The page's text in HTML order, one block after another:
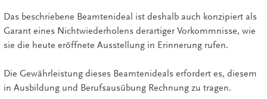
Das beschriebene Beamtenideal ist deshalb auch konzipiert als
Garant eines Nichtwiederholens derartiger Vorkommnisse, wie
sie die heute eröffnete Ausstellung in Erinnerung rufen.
Die Gewährleistung dieses Beamtenideals erfordert es, diesem
in Ausbildung und Berufsausübung Rechnung zu tragen.